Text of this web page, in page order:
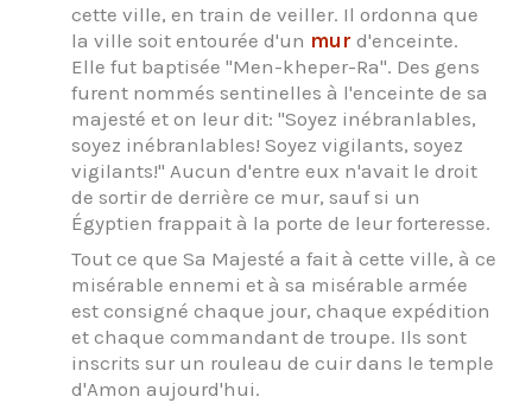
cette ville, en train de veiller. Il ordonna que
la ville soit entourée d'un mur d'enceinte.
Elle fut baptisée "Men-kheper-Ra". Des gens
furent nommés sentinelles à l'enceinte de sa
majesté et on leur dit: "Soyez inébranlables,
soyez inébranlables! Soyez vigilants, soyez
vigilants!" Aucun d'entre eux n'avait le droit
de sortir de derrière ce mur, sauf si un
Égyptien frappait à la porte de leur forteresse.
Tout ce que Sa Majesté a fait à cette ville, à ce
misérable ennemi et à sa misérable armée
est consigné chaque jour, chaque expédition
et chaque commandant de troupe. Ils sont
inscrits sur un rouleau de cuir dans le temple
d'Amon aujourd'hui.